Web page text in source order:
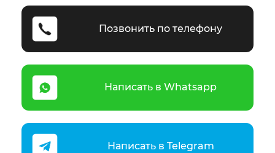
Позвонить по телефону
Написать в Whatsapp
Написать в Telegram